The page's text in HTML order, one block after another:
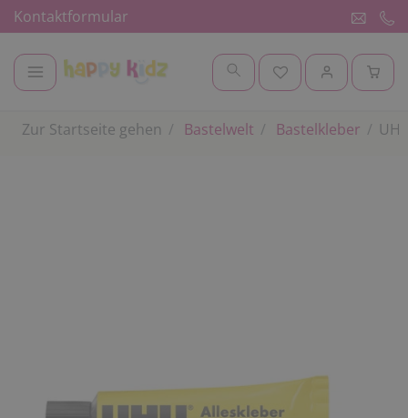
Kontaktformular
Zur Startseite gehen Bastelwelt Bastelkleber